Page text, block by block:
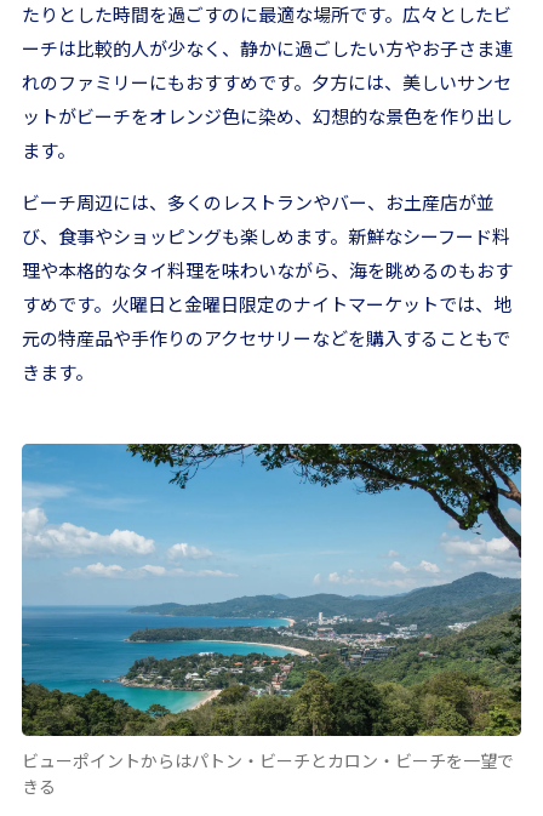
たりとした時間を過ごすのに最適な場所です。広々としたビ
ーチは比較的人が少なく、静かに過ごしたい方やお子さま連
れのファミリーにもおすすめです。夕方には、美しいサンセ
ットがビーチをオレンジ色に染め、幻想的な景色を作り出し
ます。
ビーチ周辺には、多くのレストランやバー、お土産店が並
び、食事やショッピングも楽しめます。新鮮なシーフード料
理や本格的なタイ料理を味わいながら、海を眺めるのもおす
すめです。火曜日と金曜日限定のナイトマーケットでは、地
元の特産品や手作りのアクセサリーなどを購入することもで
きます。
ビューポイントからはパトン・ビーチとカロン・ビーチを一望で
きる